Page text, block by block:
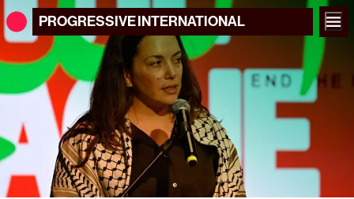
PROGRESSIVEINTERNATIONAL